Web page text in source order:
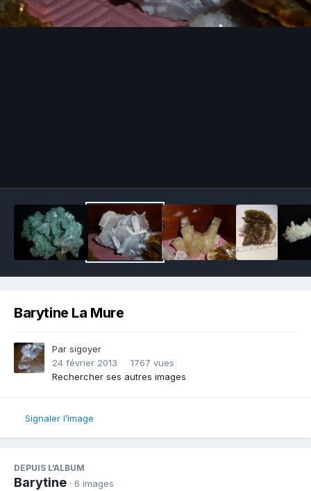
Barytine La Mure
Par sigoyer
24 février 2013
1767 vues
Rechercher ses autres images
Signaler l’image
DEPUIS L’ALBUM
Barytine · 6 images